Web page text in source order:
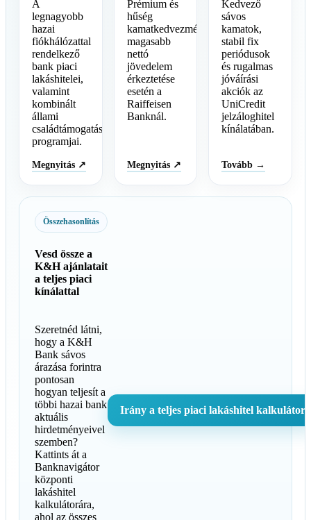
A
legnagyobb
hazai
fiókhálózattal
rendelkező
bank piaci
lakáshitelei,
valamint
kombinált
állami
családtámogatási
programjai.
Megnyitás ↗
Prémium és
hűség
kamatkedvezmények
magasabb
nettó
jövedelem
érkeztetése
esetén a
Raiffeisen
Banknál.
Megnyitás ↗
Kedvező
sávos
kamatok,
stabil fix
periódusok
és rugalmas
jóváírási
akciók az
UniCredit
jelzáloghitel
kínálatában.
Tovább →
Összehasonlítás
Vesd össze a
K&H ajánlatait
a teljes piaci
kínálattal
Szeretnéd látni,
hogy a K&H
Bank sávos
árazása forintra
pontosan
hogyan teljesít a
többi hazai bank
aktuális
hirdetményeivel
szemben?
Kattints át a
Banknavigátor
központi
lakáshitel
kalkulátorára,
ahol az összes
Irány a teljes piaci lakáshitel kalkulátor